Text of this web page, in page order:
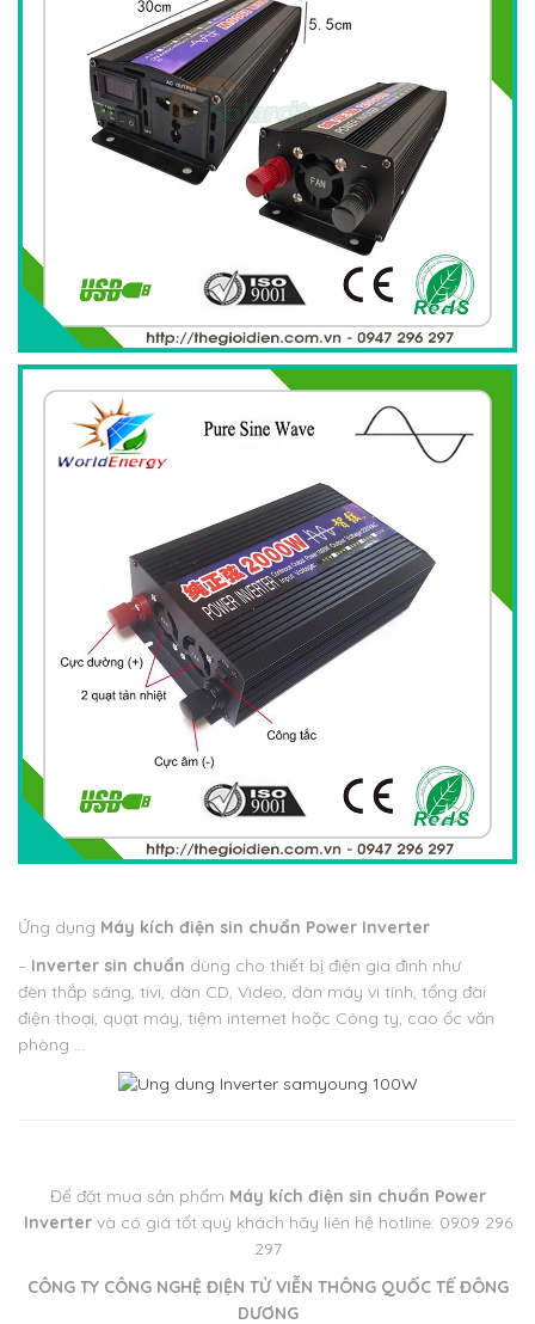
Ứng dụng Máy kích điện sin chuẩn Power Inverter
– Inverter sin chuẩn dùng cho thiết bị điện gia đình như
đèn thắp sáng, tivi, dàn CD, Video, dàn máy vi tính, tổng đài
điện thoại, quạt máy, tiệm internet hoặc Công ty, cao ốc văn
phòng …
Để đặt mua sản phẩm Máy kích điện sin chuẩn Power
Invertervà có giá tốt quý khách hãy liên hệ hotline: 0909 296
297
CÔNG TY CÔNG NGHỆ ĐIỆN TỬ VIỄN THÔNG QUỐC TẾ ĐÔNG
DƯƠNG